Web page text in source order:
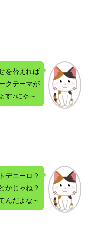
を替えれば
クテーマが
す♪にゃ～
デニーロ？
かじゃね？
んだよな～